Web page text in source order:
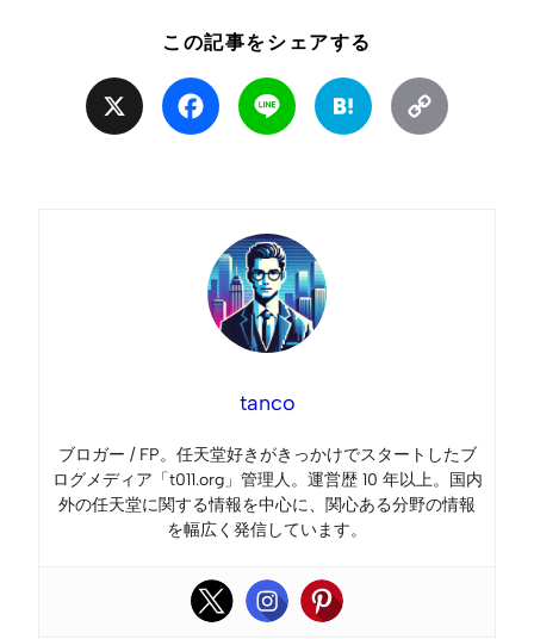
この記事をシェアする
Facebook Line Hatena
tanco
ブロガー / FP。任天堂好きがきっかけでスタートしたブ
ログメディア「t011.org」管理人。運営歴 10 年以上。国内
外の任天堂に関する情報を中心に、関心ある分野の情報
を幅広く発信しています。